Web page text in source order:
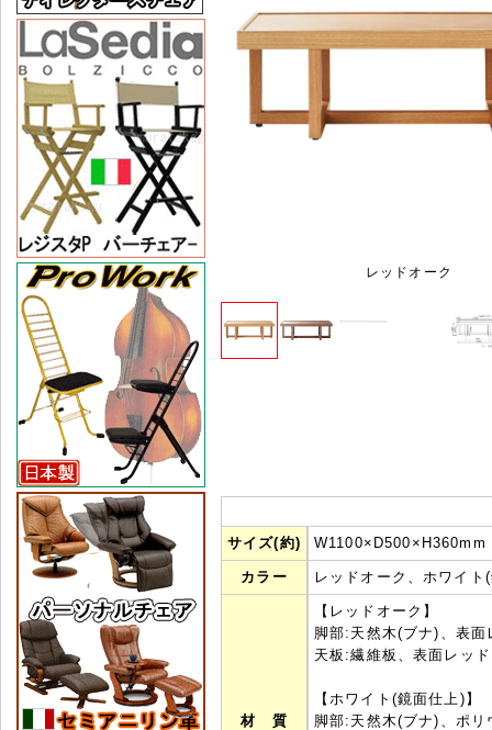
レッドオーク
サイズ(約) W1100×D500×H360mm
カラー レッドオーク、ホワイ
材 質
【レッドオーク】
脚部:天然木(ブナ)、表
天板:繊維板、表面レッ
【ホワイト(鏡面仕上)】
脚部:天然木(ブナ)、ポリ